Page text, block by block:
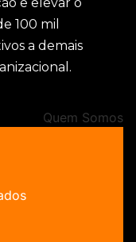
100 mil
a demais